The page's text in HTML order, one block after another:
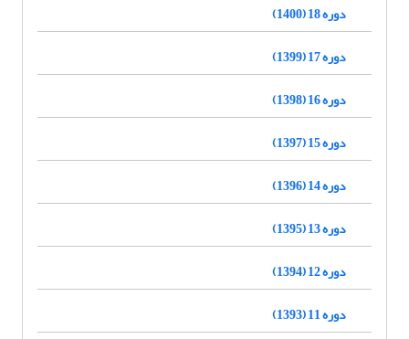
دوره 18 (1400)
دوره 17 (1399)
دوره 16 (1398)
دوره 15 (1397)
دوره 14 (1396)
دوره 13 (1395)
دوره 12 (1394)
دوره 11 (1393)